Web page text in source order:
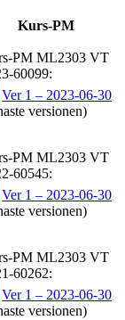
Kurs-PM
PM ML2303 VT
60099:
Ver 1 – 2023-06-30
versionen)
PM ML2303 VT
60545:
Ver 1 – 2023-06-30
versionen)
PM ML2303 VT
60262:
Ver 1 – 2023-06-30
versionen)